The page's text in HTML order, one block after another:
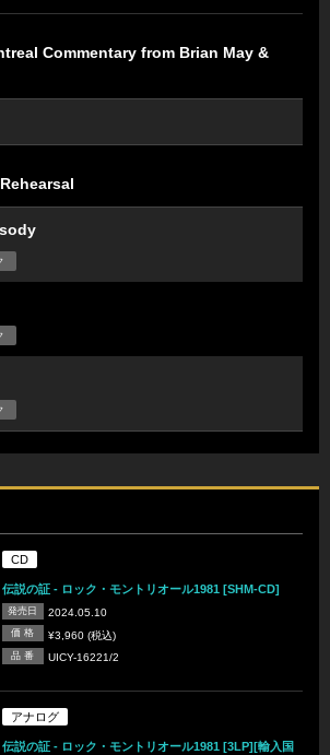
Commentary from Brian May &
CD
伝説の証 - ロック・モントリオール1981 [SHM-CD]
発売日 2024.05.10
価 格 ¥3,960 (税込)
品 番 UICY-16221/2
アナログ
伝説の証 - ロック・モントリオール1981 [3LP][輸入国